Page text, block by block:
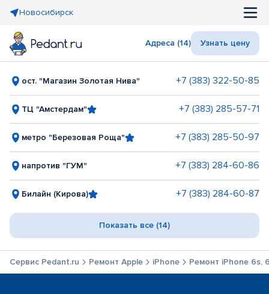
Новосибирск
Адреса (14) Узнать цену
ост. "Магазин Золотая Нива" +7 (383) 322-50-85
ТЦ "Амстердам" +7 (383) 285-57-71
метро "Березовая Роща" +7 (383) 285-50-97
напротив "ГУМ" +7 (383) 284-60-86
Билайн (Кирова) +7 (383) 284-60-87
Показать все (14)
Сервис Pedant.ru Ремонт Apple iPhone Ремонт iPhone 6s,